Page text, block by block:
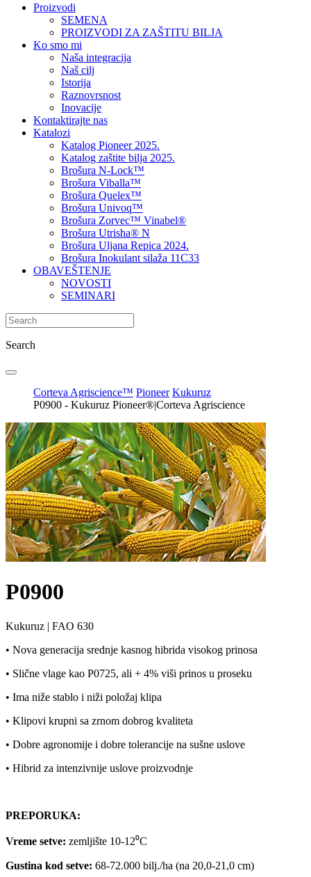
Proizvodi
SEMENA
PROIZVODI ZA ZAŠTITU BILJA
Ko smo mi
Naša integracija
Naš cilj
Istorija
Raznovrsnost
Inovacije
Kontaktirajte nas
Katalozi
Katalog Pioneer 2025.
Katalog zaštite bilja 2025.
Brošura N-Lock™
Brošura Viballa™
Brošura Quelex™
Brošura Univoq™
Brošura Zorvec™ Vinabel®
Brošura Utrisha® N
Brošura Uljana Repica 2024.
Brošura Inokulant silaža 11C33
OBAVEŠTENJE
NOVOSTI
SEMINARI
Search
Corteva Agriscience™ Pioneer Kukuruz
P0900 - Kukuruz Pioneer®|Corteva Agriscience
P0900
Kukuruz | FAO 630
• Nova generacija srednje kasnog hibrida visokog prinosa
• Slične vlage kao P0725, ali + 4% viši prinos u proseku
• Ima niže stablo i niži položaj klipa
• Klipovi krupni sa zrnom dobrog kvaliteta
• Dobre agronomije i dobre tolerancije na sušne uslove
• Hibrid za intenzivnije uslove proizvodnje
PREPORUKA:
Vreme setve: zemljište 10-12⁰C
Gustina kod setve: 68-72.000 bilj./ha (na 20,0-21,0 cm)